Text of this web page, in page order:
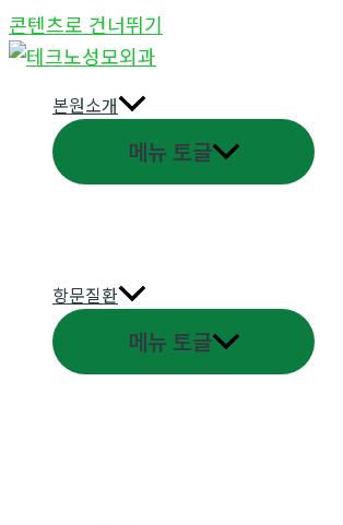
콘텐츠로 건너뛰기
본원소개
메뉴 토글
항문질환
메뉴 토글